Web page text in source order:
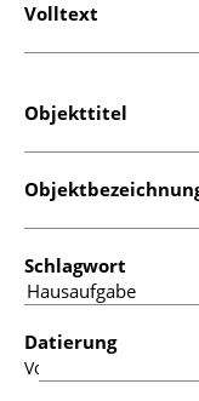
Volltext
Objekttitel
Schlagwort
Datierung
Von: